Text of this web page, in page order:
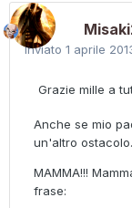
Inviato 1 aprile
Grazie mille a
Anche se mio
un'altro ostacolo.
MAMMA!!!
frase: